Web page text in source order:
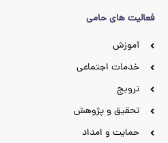
فعالیت های حامی
آموزش
خدمات اجتماعی
ترویج
تحقیق و پژوهش
حمایت و امداد